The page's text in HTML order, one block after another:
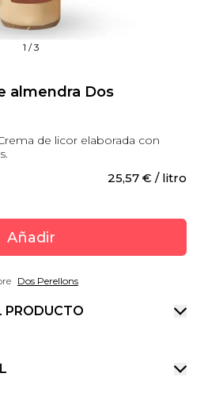
1 /3
almendra Dos
de licor elaborada con
25,57 € / litro
Añadir
Dos Perellons
PRODUCTO